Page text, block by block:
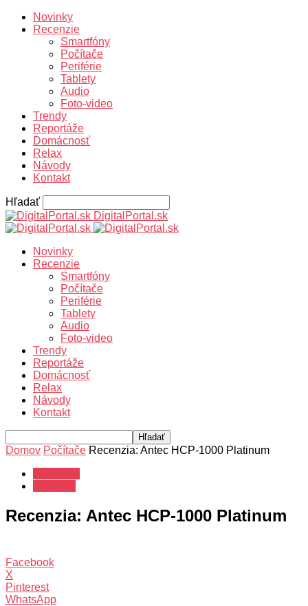
Novinky
Recenzie
Smartfóny
Počítače
Periférie
Tablety
Audio
Foto-video
Trendy
Reportáže
Domácnosť
Relax
Návody
Kontakt
Hľadať
DigitalPortal.sk
Novinky
Recenzie
Smartfóny
Počítače
Periférie
Tablety
Audio
Foto-video
Trendy
Reportáže
Domácnosť
Relax
Návody
Kontakt
Domov Počítače Recenzia: Antec HCP-1000 Platinum
Recenzia: Antec HCP-1000 Platinum
Facebook
X
Pinterest
WhatsApp